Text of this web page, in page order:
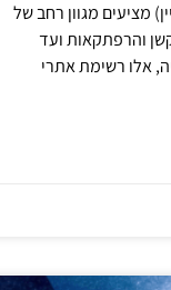
מציעים מגוון רחב של
והרפתקאות ועד
אלו רשימת אתרי